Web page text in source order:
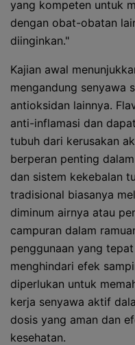
yang kompeten untuk
dengan obat-obatan
diinginkan."
Kajian awal
mengandung senyawa
antioksidan lainnya.
anti-inflamasi dan
tubuh dari kerusakan
berperan penting
dan sistem kekebalan
tradisional biasanya
diminum airnya atau
campuran dalam
penggunaan yang
menghindari efek
diperlukan untuk
kerja senyawa aktif
dosis yang aman dan
kesehatan.